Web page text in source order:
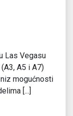
Las Vegasu
A5 i A7)
mogućnosti
[...]